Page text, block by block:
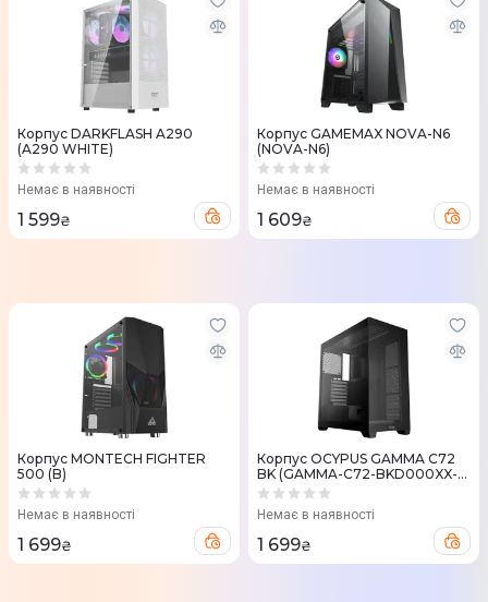
Корпус DARKFLASH A290
(A290 WHITE)
Немає в наявності
1 599₴
Корпус GAMEMAX NOVA-N6
(NOVA-N6)
Немає в наявності
1 609₴
Корпус MONTECH FIGHTER
500 (B)
Немає в наявності
1 699₴
Корпус OCYPUS GAMMA C72
BK (GAMMA-C72-BKD000XX-
GL)
Немає в наявності
1 699₴